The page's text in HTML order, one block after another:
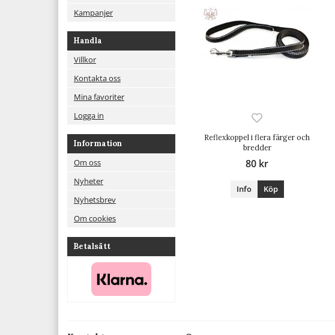
Kampanjer
Handla
Villkor
Kontakta oss
Mina favoriter
Logga in
Information
Om oss
Nyheter
Nyhetsbrev
Om cookies
Betalsätt
Reflexkoppel i flera färger och
bredder
80 kr
Info Köp